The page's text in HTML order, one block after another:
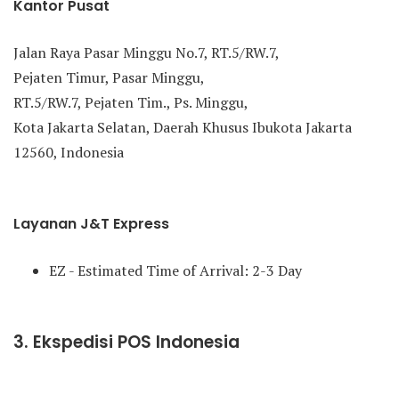
Kantor Pusat
Jalan Raya Pasar Minggu No.7, RT.5/RW.7,
Pejaten Timur, Pasar Minggu,
RT.5/RW.7, Pejaten Tim., Ps. Minggu,
Kota Jakarta Selatan, Daerah Khusus Ibukota Jakarta
12560, Indonesia
Layanan J&T Express
EZ - Estimated Time of Arrival: 2-3 Day
3. Ekspedisi POS Indonesia